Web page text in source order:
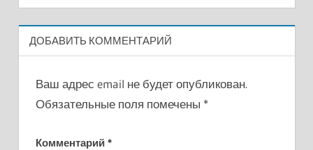
ДОБАВИТЬ КОММЕНТАРИЙ
Ваш адрес email не будет опубликован.
Обязательные поля помечены *
Комментарий *